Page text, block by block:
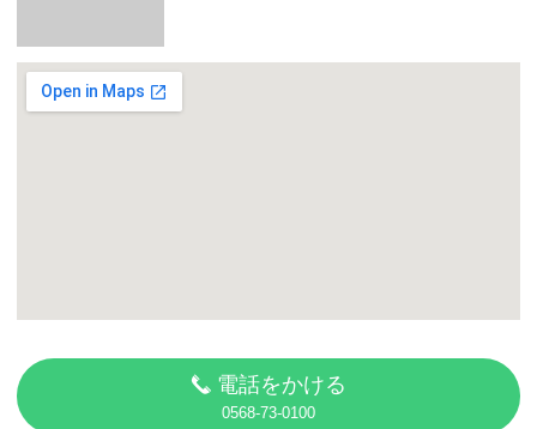
カーリース体験談
電話をかける
0568-73-0100